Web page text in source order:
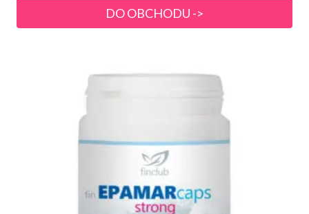
DO OBCHODU ->